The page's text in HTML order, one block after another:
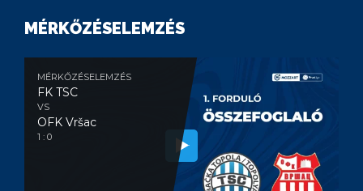
MÉRKŐZÉSELEMZÉS
MÉRKŐZÉSELEMZÉS
FK TSC
VS
OFK Vršac
1 : 0